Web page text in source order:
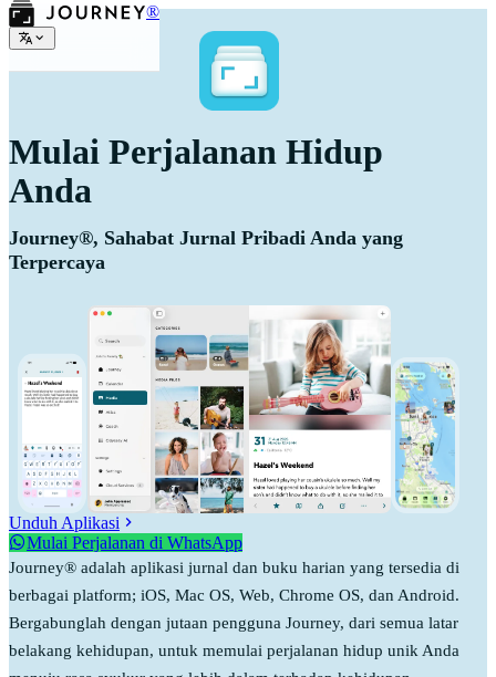
®
Mulai Perjalanan Hidup
Anda
Journey®, Sahabat Jurnal Pribadi Anda yang
Terpercaya
Unduh Aplikasi
Mulai Perjalanan di WhatsApp
Journey® adalah aplikasi jurnal dan buku harian yang tersedia di
berbagai platform; iOS, Mac OS, Web, Chrome OS, dan Android.
Bergabunglah dengan jutaan pengguna Journey, dari semua latar
belakang kehidupan, untuk memulai perjalanan hidup unik Anda